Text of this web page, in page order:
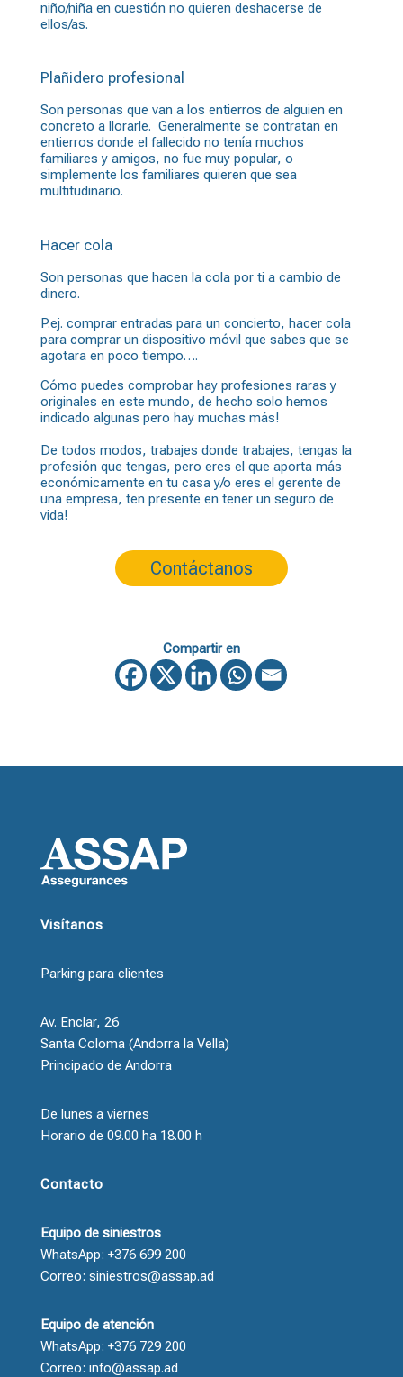
niño/niña en cuestión no quieren deshacerse de
ellos/as.
Plañidero profesional
Son personas que van a los entierros de alguien en
concreto a llorarle. Generalmente se contratan en
entierros donde el fallecido no tenía muchos
familiares y amigos, no fue muy popular, o
simplemente los familiares quieren que sea
multitudinario.
Hacer cola
Son personas que hacen la cola por ti a cambio de
dinero.
P.ej. comprar entradas para un concierto, hacer cola
para comprar un dispositivo móvil que sabes que se
agotara en poco tiempo….
Cómo puedes comprobar hay profesiones raras y
originales en este mundo, de hecho solo hemos
indicado algunas pero hay muchas más!
De todos modos, trabajes donde trabajes, tengas la
profesión que tengas, pero eres el que aporta más
económicamente en tu casa y/o eres el gerente de
una empresa, ten presente en tener un seguro de
vida!
Contáctanos
Compartir en
Visítanos
Parking para clientes
Av. Enclar, 26
Santa Coloma (Andorra la Vella)
Principado de Andorra
De lunes a viernes
Horario de 09.00 ha 18.00 h
Contacto
Equipo de siniestros
WhatsApp: +376 699 200
Correo: siniestros@assap.ad
Equipo de atención
WhatsApp: +376 729 200
Correo: info@assap.ad